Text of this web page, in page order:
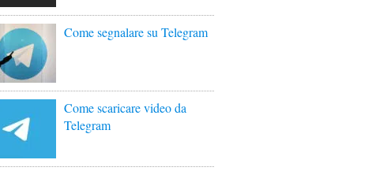
Come segnalare su Telegram
Come scaricare video da
Telegram